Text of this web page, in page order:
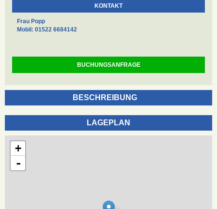
KONTAKT
Frau Popp
Mobil: 01522 6684142
BUCHUNGSANFRAGE
BESCHREIBUNG
LAGEPLAN
+
-